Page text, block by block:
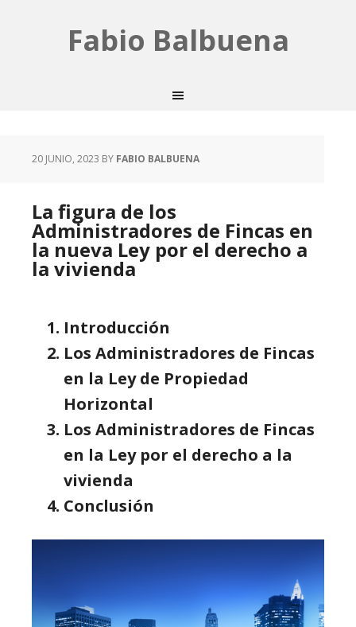
Fabio Balbuena
20 JUNIO, 2023 BY FABIO BALBUENA
La figura de los
Administradores de Fincas en
la nueva Ley por el derecho a
la vivienda
Introducción
Los Administradores de Fincas
en la Ley de Propiedad
Horizontal
Los Administradores de Fincas
en la Ley por el derecho a la
vivienda
Conclusión